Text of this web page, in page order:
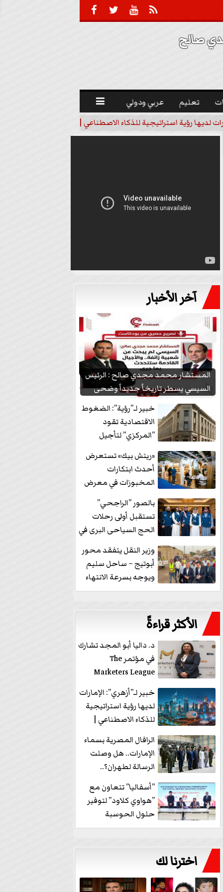
  

صالح
تعليم عربي ودولي 
لديها رؤية استراتيجية للذكاء الاصطناعي | فيديو
آخر الأخبار
المستشار محمد مجدي صالح : الرئيس
السيسي يسطر تاريخاً جديداً وضحى
بشعبيته...
خبير لـ”رؤية”: الضغوط
الاقتصادية تقود
”المركزي” لتأجيل
«ريتش بيك» تستعرض
أحدث ابتكارات
المخبوزات في معرض
منتجات...
بالصور ”الراجحي”
تستقبل أولى رحلات
الحج السياحى البرى في
وزير النقل يتفقد محور
أبوتيج – ساحل سليم
ويوجه بسرعة الانتهاء
من...
الأكثر قراءةً
د. داليا أبو المجد تشارك
في مؤتمر The
Marketers League
وتدير جلسة...
خبير لـ”أزهري”: الإمارات
لديها رؤية استراتيجية
للذكاء الاصطناعي |
الرافال المصرية بسماء
الإمارات.. هل وصلت
الرسالة لطهران؟..
”ماعت جروب” تُجيب؟
|...
”أسفاليا” تتعاون مع
”هواوي كلاود” لتوفير
حلول الحوسبة
السحابية والأمن
اخترنا لك